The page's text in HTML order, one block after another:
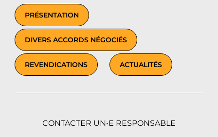
PRÉSENTATION
DIVERS ACCORDS NÉGOCIÉS
REVENDICATIONS ACTUALITÉS
CONTACTER UN•E RESPONSABLE